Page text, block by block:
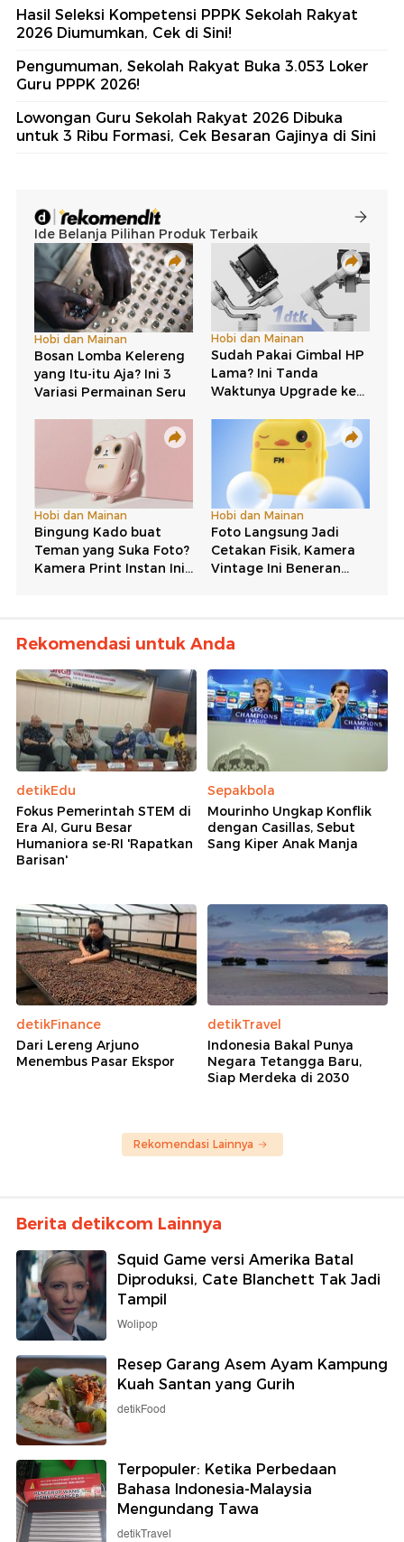
Hasil Seleksi Kompetensi PPPK Sekolah Rakyat
2026 Diumumkan, Cek di Sini!
Pengumuman, Sekolah Rakyat Buka 3.053 Loker
Guru PPPK 2026!
Lowongan Guru Sekolah Rakyat 2026 Dibuka
untuk 3 Ribu Formasi, Cek Besaran Gajinya di Sini
Rekomendasi untuk Anda
detikEdu
Fokus Pemerintah STEM di
Era AI, Guru Besar
Humaniora se-RI 'Rapatkan
Barisan'
Sepakbola
Mourinho Ungkap Konflik
dengan Casillas, Sebut
Sang Kiper Anak Manja
detikFinance
Dari Lereng Arjuno
Menembus Pasar Ekspor
detikTravel
Indonesia Bakal Punya
Negara Tetangga Baru,
Siap Merdeka di 2030
Rekomendasi Lainnya
Berita detikcom Lainnya
Squid Game versi Amerika Batal
Diproduksi, Cate Blanchett Tak Jadi
Tampil
Wolipop
Resep Garang Asem Ayam Kampung
Kuah Santan yang Gurih
detikFood
Terpopuler: Ketika Perbedaan
Bahasa Indonesia-Malaysia
Mengundang Tawa
detikTravel